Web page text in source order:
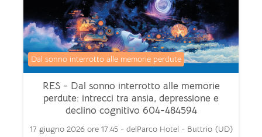
RES - Dal sonno interrotto alle memorie
perdute: intrecci tra ansia, depressione e
declino cognitivo 604-484594
Categoria di corsi
Dal sonno interrotto alle memorie perdute
17 giugno 2026 ore 17:45 - delParco Hotel - Buttrio (UD)